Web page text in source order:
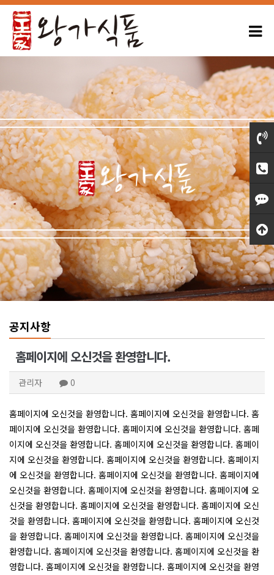
공지사항
홈페이지에 오신것을 환영합니다.
관리자 0
홈페이지에 오신것을 환영합니다. 홈페이지에 오신것을 환영합니다. 홈
페이지에 오신것을 환영합니다. 홈페이지에 오신것을 환영합니다. 홈페
이지에 오신것을 환영합니다. 홈페이지에 오신것을 환영합니다. 홈페이
지에 오신것을 환영합니다. 홈페이지에 오신것을 환영합니다. 홈페이지
에 오신것을 환영합니다. 홈페이지에 오신것을 환영합니다. 홈페이지에
오신것을 환영합니다. 홈페이지에 오신것을 환영합니다. 홈페이지에 오
신것을 환영합니다. 홈페이지에 오신것을 환영합니다. 홈페이지에 오신
것을 환영합니다. 홈페이지에 오신것을 환영합니다. 홈페이지에 오신것
을 환영합니다. 홈페이지에 오신것을 환영합니다. 홈페이지에 오신것을
환영합니다. 홈페이지에 오신것을 환영합니다. 홈페이지에 오신것을 환
영합니다. 홈페이지에 오신것을 환영합니다. 홈페이지에 오신것을 환영